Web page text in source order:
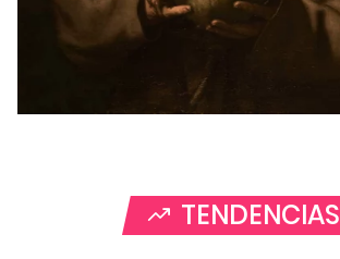
TENDENCIAS